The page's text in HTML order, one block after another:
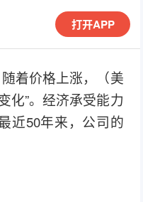
打开APP
着价格上涨，（美
化”。经济承受能力
近50年来，公司的